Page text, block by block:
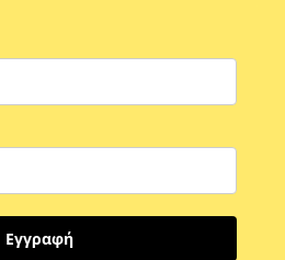
Εγγραφή